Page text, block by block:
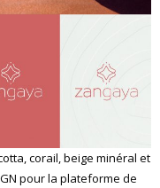
corail, beige minéral et
pour la plateforme de